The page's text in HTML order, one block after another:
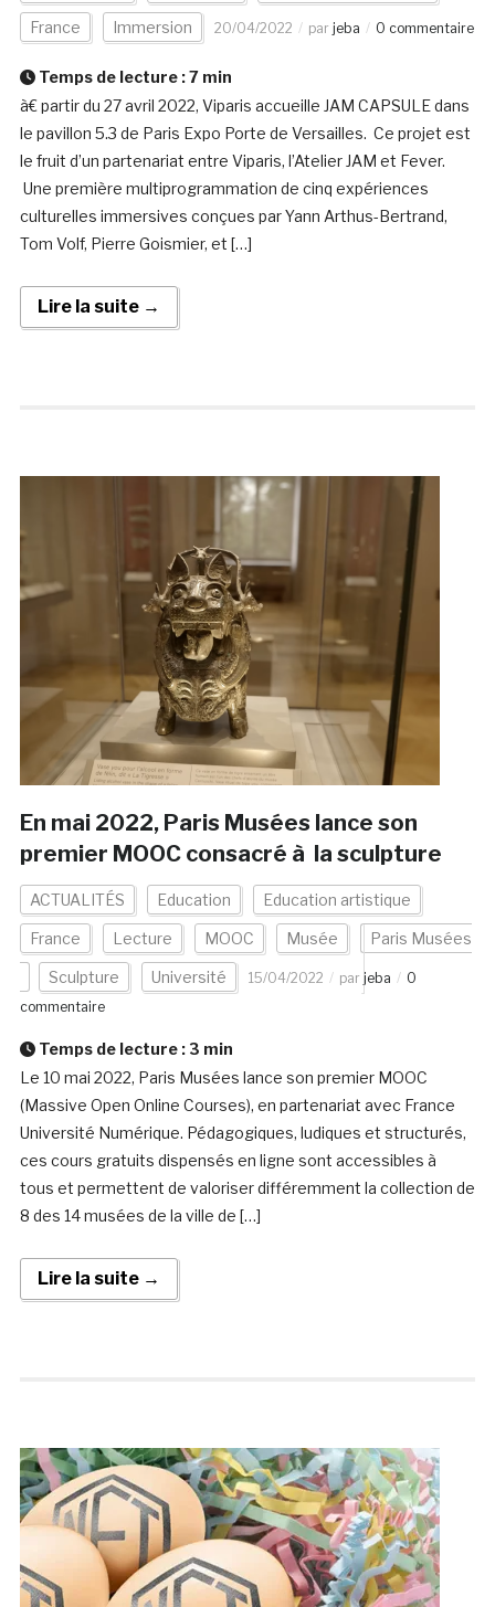
France Immersion 20/04/2022 par jeba 0 commentaire
Temps de lecture :7 min
à€ partir du 27 avril 2022, Viparis accueille JAM CAPSULE dans
le pavillon 5.3 de Paris Expo Porte de Versailles. Ce projet est
le fruit d’un partenariat entre Viparis, l’Atelier JAM et Fever.
Une première multiprogrammation de cinq expériences
culturelles immersives conçues par Yann Arthus-Bertrand,
Tom Volf, Pierre Goismier, et […]
Lire la suite →
En mai 2022, Paris Musées lance son
premier MOOC consacré à la sculpture
ACTUALITÉS Education Education artistique
France Lecture MOOC Musée Paris Musées
Sculpture Université 15/04/2022 par jeba
0
commentaire
Temps de lecture : 3 min
Le 10 mai 2022, Paris Musées lance son premier MOOC
(Massive Open Online Courses), en partenariat avec France
Université Numérique. Pédagogiques, ludiques et structurés,
ces cours gratuits dispensés en ligne sont accessibles à
tous et permettent de valoriser différemment la collection de
8 des 14 musées de la ville de […]
Lire la suite →